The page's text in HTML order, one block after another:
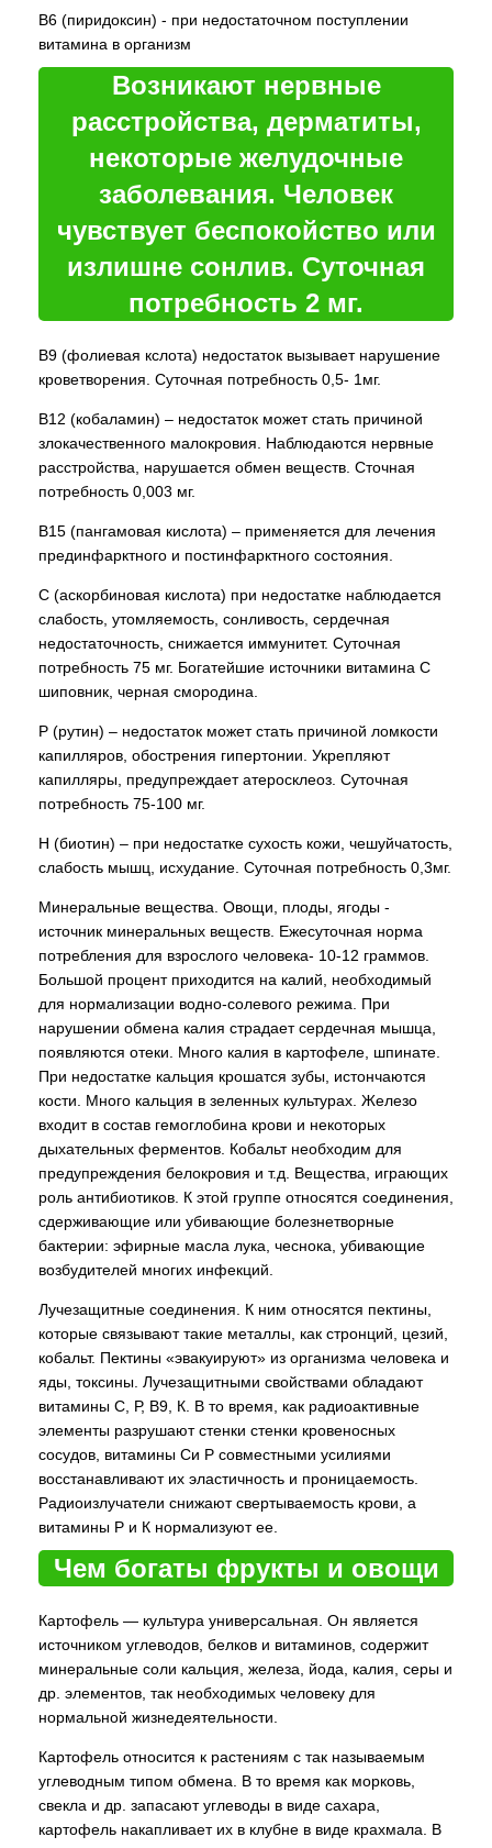
В6 (пиридоксин) - при недостаточном поступлении
витамина в организм
Возникают нервные
расстройства, дерматиты,
некоторые желудочные
заболевания. Человек
чувствует беспокойство или
излишне сонлив. Суточная
потребность 2 мг.
В9 (фолиевая кслота) недостаток вызывает нарушение
кроветворения. Суточная потребность 0,5- 1мг.
В12 (кобаламин) – недостаток может стать причиной
злокачественного малокровия. Наблюдаются нервные
расстройства, нарушается обмен веществ. Сточная
потребность 0,003 мг.
В15 (пангамовая кислота) – применяется для лечения
прединфарктного и постинфарктного состояния.
С (аскорбиновая кислота) при недостатке наблюдается
слабость, утомляемость, сонливость, сердечная
недостаточность, снижается иммунитет. Суточная
потребность 75 мг. Богатейшие источники витамина С
шиповник, черная смородина.
Р (рутин) – недостаток может стать причиной ломкости
капилляров, обострения гипертонии. Укрепляют
капилляры, предупреждает атеросклеоз. Суточная
потребность 75-100 мг.
Н (биотин) – при недостатке сухость кожи, чешуйчатость,
слабость мышц, исхудание. Суточная потребность 0,3мг.
Минеральные вещества. Овощи, плоды, ягоды -
источник минеральных веществ. Ежесуточная норма
потребления для взрослого человека- 10-12 граммов.
Большой процент приходится на калий, необходимый
для нормализации водно-солевого режима. При
нарушении обмена калия страдает сердечная мышца,
появляются отеки. Много калия в картофеле, шпинате.
При недостатке кальция крошатся зубы, истончаются
кости. Много кальция в зеленных культурах. Железо
входит в состав гемоглобина крови и некоторых
дыхательных ферментов. Кобальт необходим для
предупреждения белокровия и т.д. Вещества, играющих
роль антибиотиков. К этой группе относятся соединения,
сдерживающие или убивающие болезнетворные
бактерии: эфирные масла лука, чеснока, убивающие
возбудителей многих инфекций.
Лучезащитные соединения. К ним относятся пектины,
которые связывают такие металлы, как стронций, цезий,
кобальт. Пектины «эвакуируют» из организма человека и
яды, токсины. Лучезащитными свойствами обладают
витамины С, Р, В9, К. В то время, как радиоактивные
элементы разрушают стенки стенки кровеносных
сосудов, витамины Си Р совместными усилиями
восстанавливают их эластичность и проницаемость.
Радиоизлучатели снижают свертываемость крови, а
витамины Р и К нормализуют ее.
Чем богаты фрукты и овощи
Картофель — культура универсальная. Он является
источником углеводов, белков и витаминов, содержит
минеральные соли кальция, железа, йода, калия, серы и
др. элементов, так необходимых человеку для
нормальной жизнедеятельности.
Картофель относится к растениям с так называемым
углеводным типом обмена. В то время как морковь,
свекла и др. запасают углеводы в виде сахара,
картофель накапливает их в клубне в виде крахмала. В